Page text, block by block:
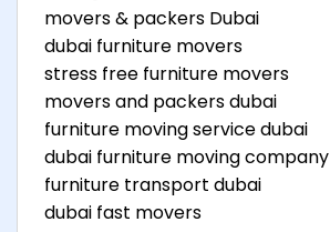
movers & packers Dubai
dubai furniture movers
stress free furniture movers
movers and packers dubai
furniture moving service dubai
dubai furniture moving company
furniture transport dubai
dubai fast movers